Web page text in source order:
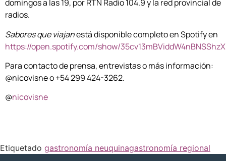
domingos a las 19, por RTN Radio 104.9 y la red provincial de
radios.
Sabores que viajanestá disponible completo en Spotify en
https://open.spotify.com/show/35cv13mBViddW4nBNSShzX
Para contacto de prensa, entrevistas o más información:
@nicovisne o +54 299 424-3262.
@nicovisne
Etiquetado gastronomía neuquinagastronomía regional